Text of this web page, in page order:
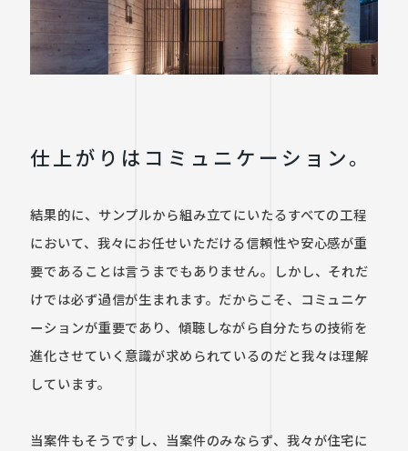
仕上がりはコミュニケーション。
結果的に、サンプルから組み立てにいたるすべての工程
において、我々にお任せいただける信頼性や安心感が重
要であることは言うまでもありません。しかし、それだ
けでは必ず過信が生まれます。だからこそ、コミュニケ
ーションが重要であり、傾聴しながら自分たちの技術を
進化させていく意識が求められているのだと我々は理解
しています。
当案件もそうですし、当案件のみならず、我々が住宅に